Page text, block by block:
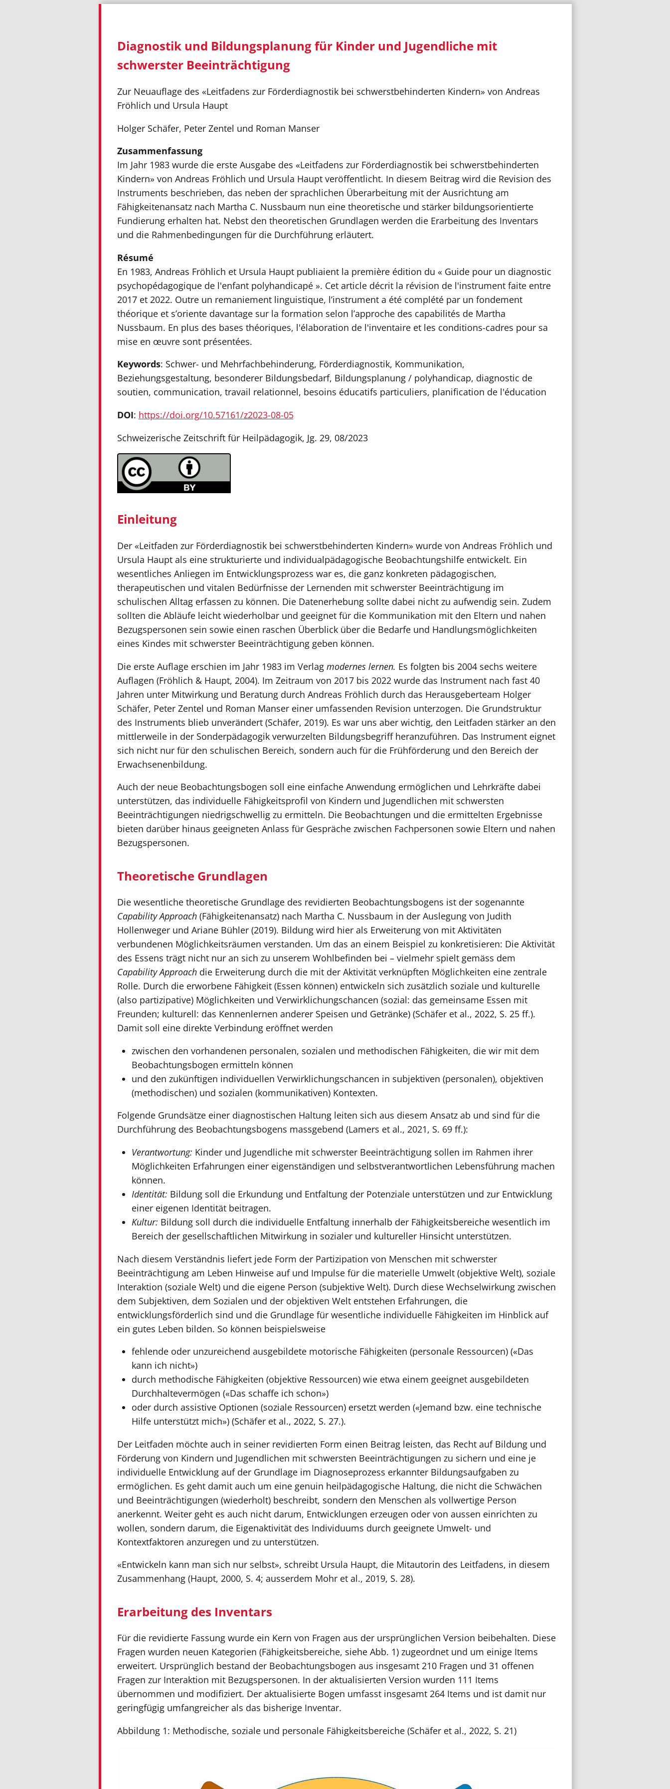
Diagnostik und Bildungsplanung für Kinder und Jugendliche mit
schwerster Beeinträchtigung
Zur Neuauflage des «Leitfadens zur Förderdiagnostik bei schwerstbehinderten Kindern» von Andreas
Fröhlich und Ursula Haupt
Holger Schäfer, Peter Zentel und Roman Manser
Zusammenfassung
Im Jahr 1983 wurde die erste Ausgabe des «Leitfadens zur Förderdiagnostik bei schwerstbehinderten
Kindern» von Andreas Fröhlich und Ursula Haupt veröffentlicht. In diesem Beitrag wird die Revision des
Instruments beschrieben, das neben der sprachlichen Überarbeitung mit der Ausrichtung am
Fähigkeitenansatz nach Martha C. Nussbaum nun eine theoretische und stärker bildungsorientierte
Fundierung erhalten hat. Nebst den theoretischen Grundlagen werden die Erarbeitung des Inventars
und die Rahmenbedingungen für die Durchführung erläutert.
Résumé
En 1983, Andreas Fröhlich et Ursula Haupt publiaient la première édition du « Guide pour un diagnostic
psychopédagogique de l'enfant polyhandicapé ». Cet article décrit la révision de l'instrument faite entre
2017 et 2022. Outre un remaniement linguistique, l’instrument a été complété par un fondement
théorique et s’oriente davantage sur la formation selon l’approche des capabilités de Martha
Nussbaum. En plus des bases théoriques, l'élaboration de l'inventaire et les conditions-cadres pour sa
mise en œuvre sont présentées.
Keywords: Schwer- und Mehrfachbehinderung, Förderdiagnostik, Kommunikation,
Beziehungsgestaltung, besonderer Bildungsbedarf, Bildungsplanung / polyhandicap, diagnostic de
soutien, communication, travail relationnel, besoins éducatifs particuliers, planification de l'éducation
DOI: https://doi.org/10.57161/z2023-08-05
Schweizerische Zeitschrift für Heilpädagogik, Jg. 29, 08/2023
Einleitung
Der «Leitfaden zur Förderdiagnostik bei schwerstbehinderten Kindern» wurde von Andreas Fröhlich und
Ursula Haupt als eine strukturierte und individualpädagogische Beobachtungshilfe entwickelt. Ein
wesentliches Anliegen im Entwicklungsprozess war es, die ganz konkreten pädagogischen,
therapeutischen und vitalen Bedürfnisse der Lernenden mit schwerster Beeinträchtigung im
schulischen Alltag erfassen zu können. Die Datenerhebung sollte dabei nicht zu aufwendig sein. Zudem
sollten die Abläufe leicht wiederholbar und geeignet für die Kommunikation mit den Eltern und nahen
Bezugspersonen sein sowie einen raschen Überblick über die Bedarfe und Handlungsmöglichkeiten
eines Kindes mit schwerster Beeinträchtigung geben können.
Die erste Auflage erschien im Jahr 1983 im Verlag modernes lernen. Es folgten bis 2004 sechs weitere
Auflagen (Fröhlich & Haupt, 2004). Im Zeitraum von 2017 bis 2022 wurde das Instrument nach fast 40
Jahren unter Mitwirkung und Beratung durch Andreas Fröhlich durch das Herausgeberteam Holger
Schäfer, Peter Zentel und Roman Manser einer umfassenden Revision unterzogen. Die Grundstruktur
des Instruments blieb unverändert (Schäfer, 2019). Es war uns aber wichtig, den Leitfaden stärker an den
mittlerweile in der Sonderpädagogik verwurzelten Bildungsbegriff heranzuführen. Das Instrument eignet
sich nicht nur für den schulischen Bereich, sondern auch für die Frühförderung und den Bereich der
Erwachsenenbildung.
Auch der neue Beobachtungsbogen soll eine einfache Anwendung ermöglichen und Lehrkräfte dabei
unterstützen, das individuelle Fähigkeitsprofil von Kindern und Jugendlichen mit schwersten
Beeinträchtigungen niedrigschwellig zu ermitteln. Die Beobachtungen und die ermittelten Ergebnisse
bieten darüber hinaus geeigneten Anlass für Gespräche zwischen Fachpersonen sowie Eltern und nahen
Bezugspersonen.
Theoretische Grundlagen
Die wesentliche theoretische Grundlage des revidierten Beobachtungsbogens ist der sogenannte
Capability Approach(Fähigkeitenansatz) nach Martha C. Nussbaum in der Auslegung von Judith
Hollenweger und Ariane Bühler (2019). Bildung wird hier als Erweiterung von mit Aktivitäten
verbundenen Möglichkeitsräumen verstanden. Um das an einem Beispiel zu konkretisieren: Die Aktivität
des Essens trägt nicht nur an sich zu unserem Wohlbefinden bei – vielmehr spielt gemäss dem
Capability Approachdie Erweiterung durch die mit der Aktivität verknüpften Möglichkeiten eine zentrale
Rolle. Durch die erworbene Fähigkeit (Essen können) entwickeln sich zusätzlich soziale und kulturelle
(also partizipative) Möglichkeiten und Verwirklichungschancen (sozial: das gemeinsame Essen mit
Freunden; kulturell: das Kennenlernen anderer Speisen und Getränke) (Schäfer et al., 2022, S. 25 ff.).
Damit soll eine direkte Verbindung eröffnet werden
zwischen den vorhandenen personalen, sozialen und methodischen Fähigkeiten, die wir mit dem
Beobachtungsbogen ermitteln können
und den zukünftigen individuellen Verwirklichungschancen in subjektiven (personalen), objektiven
(methodischen) und sozialen (kommunikativen) Kontexten.
Folgende Grundsätze einer diagnostischen Haltung leiten sich aus diesem Ansatz ab und sind für die
Durchführung des Beobachtungsbogens massgebend (Lamers et al., 2021, S. 69 ff.):
Verantwortung: Kinder und Jugendliche mit schwerster Beeinträchtigung sollen im Rahmen ihrer
Möglichkeiten Erfahrungen einer eigenständigen und selbstverantwortlichen Lebensführung machen
können.
Identität: Bildung soll die Erkundung und Entfaltung der Potenziale unterstützen und zur Entwicklung
einer eigenen Identität beitragen.
Kultur: Bildung soll durch die individuelle Entfaltung innerhalb der Fähigkeitsbereiche wesentlich im
Bereich der gesellschaftlichen Mitwirkung in sozialer und kultureller Hinsicht unterstützen.
Nach diesem Verständnis liefert jede Form der Partizipation von Menschen mit schwerster
Beeinträchtigung am Leben Hinweise auf und Impulse für die materielle Umwelt (objektive Welt), soziale
Interaktion (soziale Welt) und die eigene Person (subjektive Welt). Durch diese Wechselwirkung zwischen
dem Subjektiven, dem Sozialen und der objektiven Welt entstehen Erfahrungen, die
entwicklungsförderlich sind und die Grundlage für wesentliche individuelle Fähigkeiten im Hinblick auf
ein gutes Leben bilden. So können beispielsweise
fehlende oder unzureichend ausgebildete motorische Fähigkeiten (personale Ressourcen) («Das
kann ich nicht»)
durch methodische Fähigkeiten (objektive Ressourcen) wie etwa einem geeignet ausgebildeten
Durchhaltevermögen («Das schaffe ich schon»)
oder durch assistive Optionen (soziale Ressourcen) ersetzt werden («Jemand bzw. eine technische
Hilfe unterstützt mich») (Schäfer et al., 2022, S. 27.).
Der Leitfaden möchte auch in seiner revidierten Form einen Beitrag leisten, das Recht auf Bildung und
Förderung von Kindern und Jugendlichen mit schwersten Beeinträchtigungen zu sichern und eine je
individuelle Entwicklung auf der Grundlage im Diagnoseprozess erkannter Bildungsaufgaben zu
ermöglichen. Es geht damit auch um eine genuin heilpädagogische Haltung, die nicht die Schwächen
und Beeinträchtigungen (wiederholt) beschreibt, sondern den Menschen als vollwertige Person
anerkennt. Weiter geht es auch nicht darum, Entwicklungen erzeugen oder von aussen einrichten zu
wollen, sondern darum, die Eigenaktivität des Individuums durch geeignete Umwelt- und
Kontextfaktoren anzuregen und zu unterstützen.
«Entwickeln kann man sich nur selbst», schreibt Ursula Haupt, die Mitautorin des Leitfadens, in diesem
Zusammenhang (Haupt, 2000, S. 4; ausserdem Mohr et al., 2019, S. 28).
Erarbeitung des Inventars
Für die revidierte Fassung wurde ein Kern von Fragen aus der ursprünglichen Version beibehalten. Diese
Fragen wurden neuen Kategorien (Fähigkeitsbereiche, siehe Abb. 1) zugeordnet und um einige Items
erweitert. Ursprünglich bestand der Beobachtungsbogen aus insgesamt 210 Fragen und 31 offenen
Fragen zur Interaktion mit Bezugspersonen. In der aktualisierten Version wurden 111 Items
übernommen und modifiziert. Der aktualisierte Bogen umfasst insgesamt 264 Items und ist damit nur
geringfügig umfangreicher als das bisherige Inventar.
Abbildung 1: Methodische, soziale und personale Fähigkeitsbereiche (Schäfer et al., 2022, S. 21)